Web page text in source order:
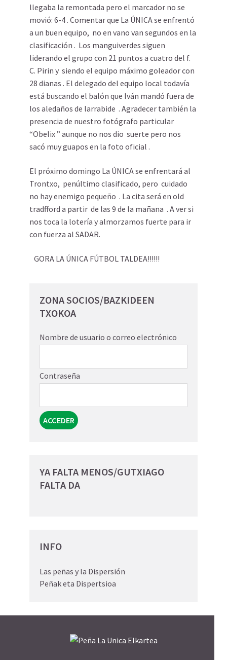
llegaba la remontada pero el marcador no se
movió: 6-4 . Comentar que La ÚNICA se enfrentó
a un buen equipo, no en vano van segundos en la
clasificación . Los manguiverdes siguen
liderando el grupo con 21 puntos a cuatro del f.
C. Pirin y siendo el equipo máximo goleador con
28 dianas . El delegado del equipo local todavía
está buscando el balón que Iván mandó fuera de
los aledaños de larrabide . Agradecer también la
presencia de nuestro fotógrafo particular
“Obelix ” aunque no nos dio suerte pero nos
sacó muy guapos en la foto oficial .
El próximo domingo La ÚNICA se enfrentará al
Trontxo, penúltimo clasificado, pero cuidado
no hay enemigo pequeño . La cita será en old
tradfford a partir de las 9 de la mañana . A ver si
nos toca la lotería y almorzamos fuerte para ir
con fuerza al SADAR.
GORA LA ÚNICA FÚTBOL TALDEA!!!!!!
ZONA SOCIOS/BAZKIDEEN
TXOKOA
Nombre de usuario o correo electrónico
Contraseña
YA FALTA MENOS/GUTXIAGO
FALTA DA
INFO
Las peñas y la Dispersión
Peñak eta Dispertsioa